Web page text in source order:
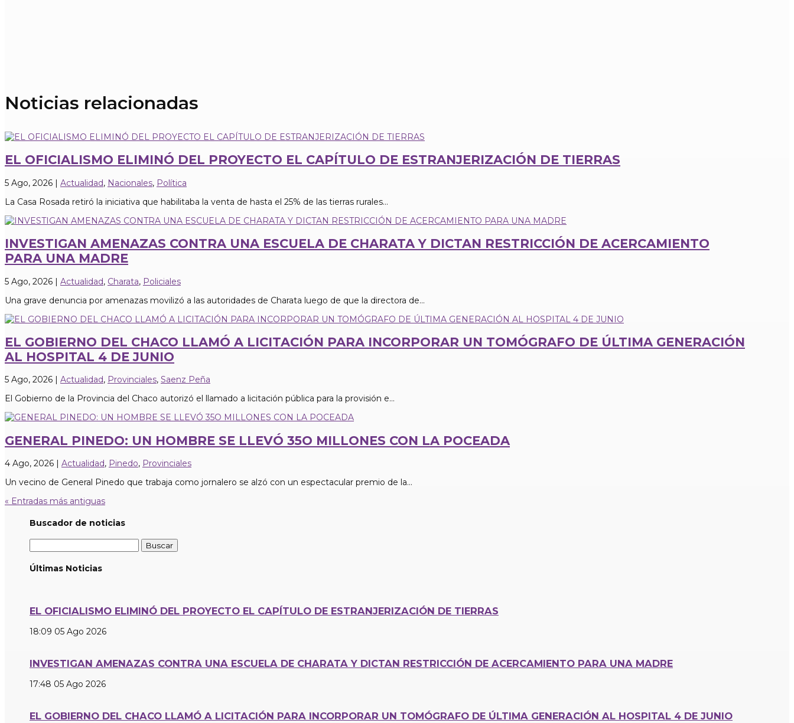
Noticias relacionadas
EL OFICIALISMO ELIMINÓ DEL PROYECTO EL CAPÍTULO DE ESTRANJERIZACIÓN DE TIERRAS
5 Ago, 2026 | Actualidad, Nacionales, Política
La Casa Rosada retiró la iniciativa que habilitaba la venta de hasta el 25% de las tierras rurales...
INVESTIGAN AMENAZAS CONTRA UNA ESCUELA DE CHARATA Y DICTAN RESTRICCIÓN DE ACERCAMIENTO
PARA UNA MADRE
5 Ago, 2026 | Actualidad, Charata, Policiales
Una grave denuncia por amenazas movilizó a las autoridades de Charata luego de que la directora de...
EL GOBIERNO DEL CHACO LLAMÓ A LICITACIÓN PARA INCORPORAR UN TOMÓGRAFO DE ÚLTIMA GENERACIÓN
AL HOSPITAL 4 DE JUNIO
5 Ago, 2026 Actualidad, Provinciales, Saenz Peña
El Gobierno de la Provincia del Chaco autorizó el llamado a licitación pública para la provisión e...
GENERAL PINEDO: UN HOMBRE SE LLEVÓ 35O MILLONES CON LA POCEADA
4 Ago, 2026 | Actualidad, Pinedo, Provinciales
Un vecino de General Pinedo que trabaja como jornalero se alzó con un espectacular premio de la...
« Entradas más antiguas
Buscador de noticias
Últimas Noticias
EL OFICIALISMO ELIMINÓ DEL PROYECTO EL CAPÍTULO DE ESTRANJERIZACIÓN DE TIERRAS
18:09 05 Ago 2026
INVESTIGAN AMENAZAS CONTRA UNA ESCUELA DE CHARATA Y DICTAN RESTRICCIÓN DE ACERCAMIENTO PARA UNA MADRE
17:48 05 Ago 2026
EL GOBIERNO DEL CHACO LLAMÓ A LICITACIÓN PARA INCORPORAR UN TOMÓGRAFO DE ÚLTIMA GENERACIÓN AL HOSPITAL 4 DE JUNIO